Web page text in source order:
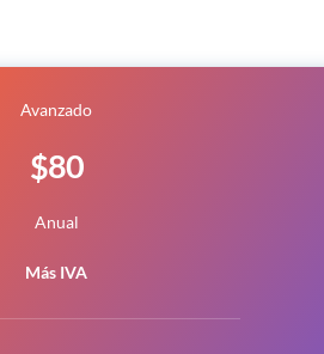
Avanzado
$80
Anual
Más IVA